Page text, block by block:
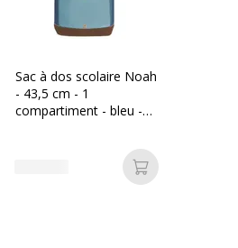
Données d'identification
Données d'identification
Code barre maitre
Référence produit fabricant
Sac à dos scolaire Noah
- 43,5 cm - 1
compartiment - bleu -
Ajouter au